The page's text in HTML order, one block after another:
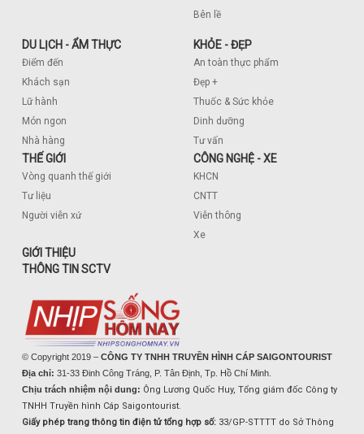
Bên lề
DU LỊCH - ẨM THỰC
Điểm đến
Khách sạn
Lữ hành
Món ngon
Nhà hàng
KHỎE - ĐẸP
An toàn thực phẩm
Đẹp +
Thuốc & Sức khỏe
Dinh dưỡng
Tư vấn
THẾ GIỚI
Vòng quanh thế giới
Tư liệu
Người viễn xứ
CÔNG NGHỆ - XE
KHCN
CNTT
Viễn thông
Xe
GIỚI THIỆU
THÔNG TIN SCTV
© Copyright 2019 – CÔNG TY TNHH TRUYỀN HÌNH CÁP SAIGONTOURIST
Địa chỉ: 31-33 Đinh Công Tráng, P. Tân Định, Tp. Hồ Chí Minh.
Chịu trách nhiệm nội dung: Ông Lương Quốc Huy, Tổng giám đốc Công ty
TNHH Truyền hình Cáp Saigontourist.
Giấy phép trang thông tin điện tử tổng hợp số: 33/GP-STTTT do Sở Thông